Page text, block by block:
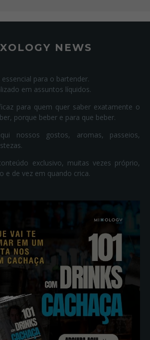
NEWS
para o bartender.
em assuntos líquidos.
para quem quer saber exatamente o
porque beber e para que beber.
nossos gostos, aromas, passeios,
exclusivo, muitas vezes próprio,
e de vez em quando crica.